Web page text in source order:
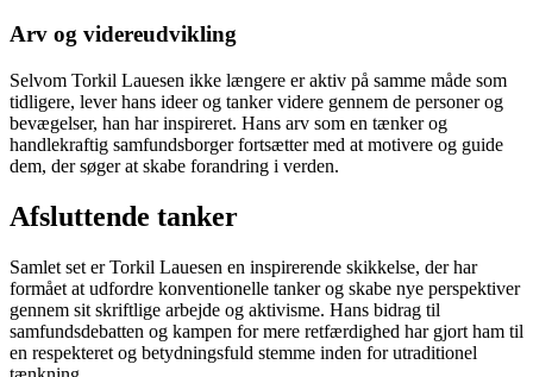
Arv og videreudvikling
Selvom Torkil Lauesen ikke længere er aktiv på samme måde som
tidligere, lever hans ideer og tanker videre gennem de personer og
bevægelser, han har inspireret. Hans arv som en tænker og
handlekraftig samfundsborger fortsætter med at motivere og guide
dem, der søger at skabe forandring i verden.
Afsluttende tanker
Samlet set er Torkil Lauesen en inspirerende skikkelse, der har
formået at udfordre konventionelle tanker og skabe nye perspektiver
gennem sit skriftlige arbejde og aktivisme. Hans bidrag til
samfundsdebatten og kampen for mere retfærdighed har gjort ham til
en respekteret og betydningsfuld stemme inden for utraditionel